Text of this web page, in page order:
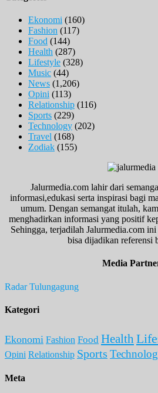
Ekonomi (160)
Fashion (117)
Food (144)
Health (287)
Lifestyle (328)
Music (44)
News (1,206)
Opini (113)
Relationship (116)
Sports (229)
Technology (202)
Travel (168)
Zodiak (155)
Jalurmedia.com lahir dari
informasi,edukasi serta inspirasi bagi
umum. Dengan semangat itulah,
menghadirkan informasi yang positif
Sehingga, terjadilah Jalurmedia.com
bisa dijadikan referensi
Media
Radar Tulungagung
Kategori
Ekonomi Fashion Food Health
Opini Relationship Sports
Meta